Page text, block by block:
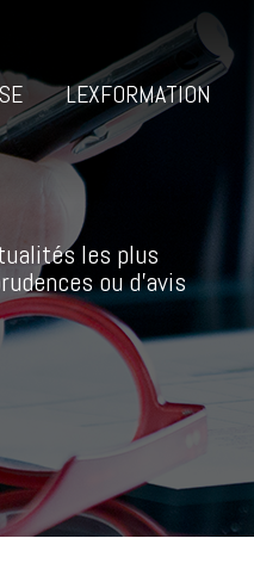
LEXFORMATION
les plus
ou d’avis